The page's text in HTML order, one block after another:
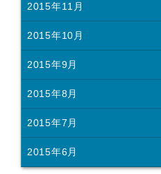
2015年11月
2015年10月
2015年9月
2015年8月
2015年7月
2015年6月